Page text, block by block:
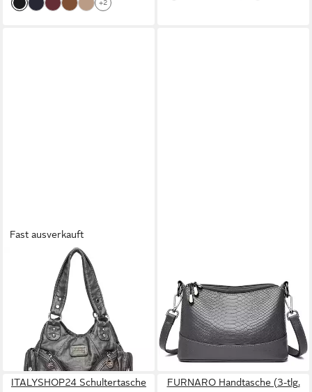
+2
Fast ausverkauft
LUXUSKOLLEKTION
Handtasche
Damenhandtasche PU-Leder
Hobo Vintage Schultertasche
Henkeltasche Grau
107,95 €
lieferbar - in 6-8 Werktagen bei dir
Umhängetasche PU Leder
Hobo Schultertasche
Handtasche Elegant
73,95 €
lieferbar - in 6-7 Werktagen bei dir
ITALYSHOP24 Schultertasche
FURNARO Handtasche (3-tlg.